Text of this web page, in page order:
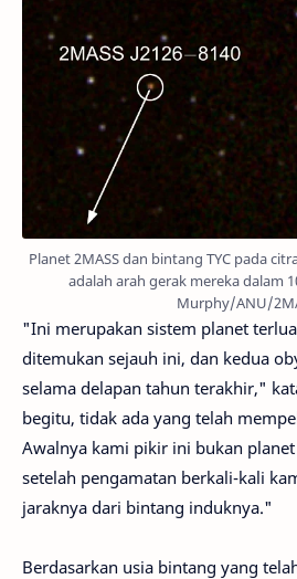
Planet 2MASS dan bintang TYC pada
adalah arah gerak mereka dalam
Murphy/ANU/
"Ini merupakan sistem planet
ditemukan sejauh ini, dan kedua
selama delapan tahun terakhir,"
begitu, tidak ada yang telah
Awalnya kami pikir ini bukan
setelah pengamatan berkali-kali
jaraknya dari bintang induknya."
Berdasarkan usia bintang yang